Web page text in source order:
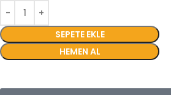
SEPETE EKLE
HEMEN AL